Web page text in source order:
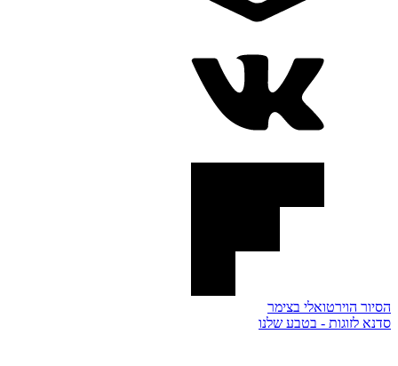
הסיור הוירטואלי בצימר
סדנא לזוגות - בטבע שלנו